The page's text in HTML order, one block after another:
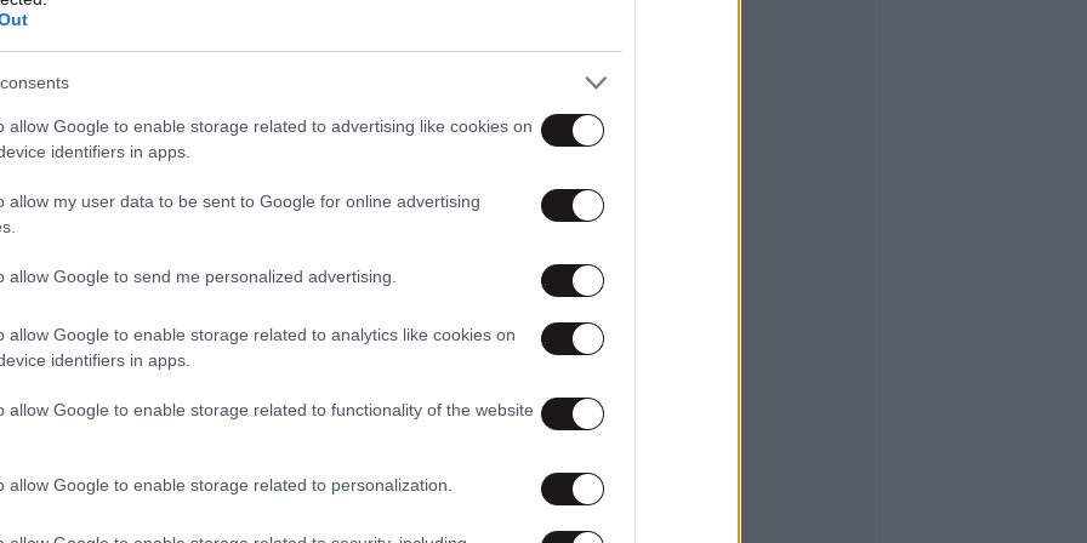
allow Google to enable storage related to advertising like cookies on
identifiers in apps.
allow my user data to be sent to Google for online advertising
allow Google to send me personalized advertising.
allow Google to enable storage related to analytics like cookies on
identifiers in apps.
allow Google to enable storage related to functionality of the website
allow Google to enable storage related to personalization.
και την ευχαριστώ για αυτό. Δυνάμωσα»